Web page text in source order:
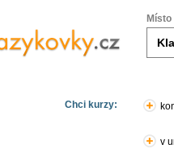
Chci kurzy:
v